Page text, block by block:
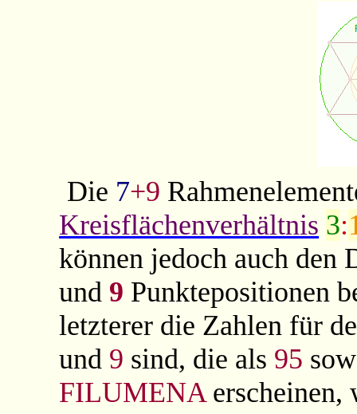
Die 7+9
Kreisflächenverhältnis 3:
können jedoch auch den
und 9 Punktepositionen
letzterer die Zahlen für
und 9 sind, die als 95
FILUMENAerscheinen,